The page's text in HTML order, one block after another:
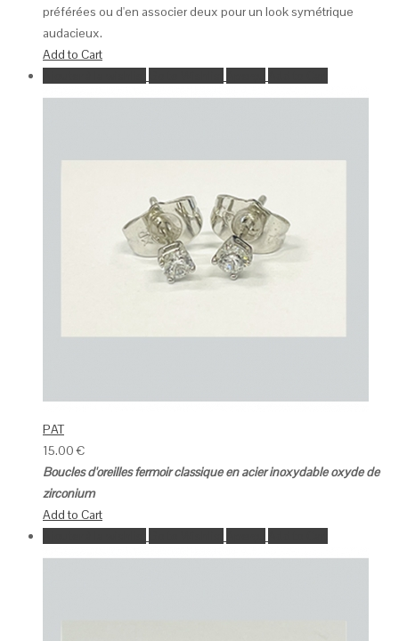
préférées ou d'en associer deux pour un look symétrique
audacieux.
Add to Cart
PAT
15.00€
Boucles d'oreilles fermoir classique en acier inoxydable oxyde de
zirconium
Add to Cart